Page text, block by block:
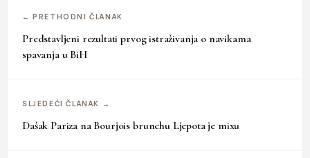
← PRETHODNI ČLANAK
Predstavljeni rezultati prvog istraživanja o navikama
spavanja u BiH
SLJEDEĆI ČLANAK →
Dašak Pariza na Bourjois brunchu Ljepota je mixu